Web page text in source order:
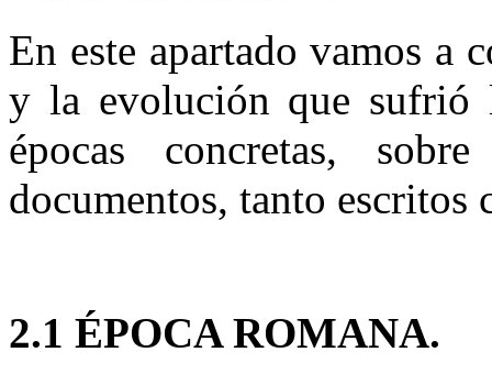
En este apartado vamos a
y la evolución que sufrió
épocas concretas,
documentos, tanto escritos
2.1 ÉPOCA ROMANA.